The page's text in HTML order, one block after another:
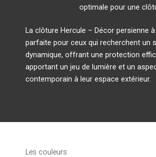
optimale pour une
La clôture Hercule – Décor persienne
parfaite pour ceux qui recherchent un
dynamique, offrant une protection
apportant un jeu de lumière et un
contemporain à leur espace extérieur.
Les couleurs